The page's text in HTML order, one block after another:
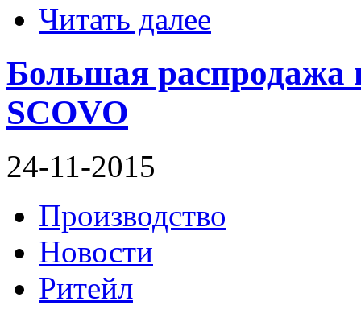
Читать далее
Большая распродажа
SCOVO
24-11-2015
Производство
Новости
Ритейл